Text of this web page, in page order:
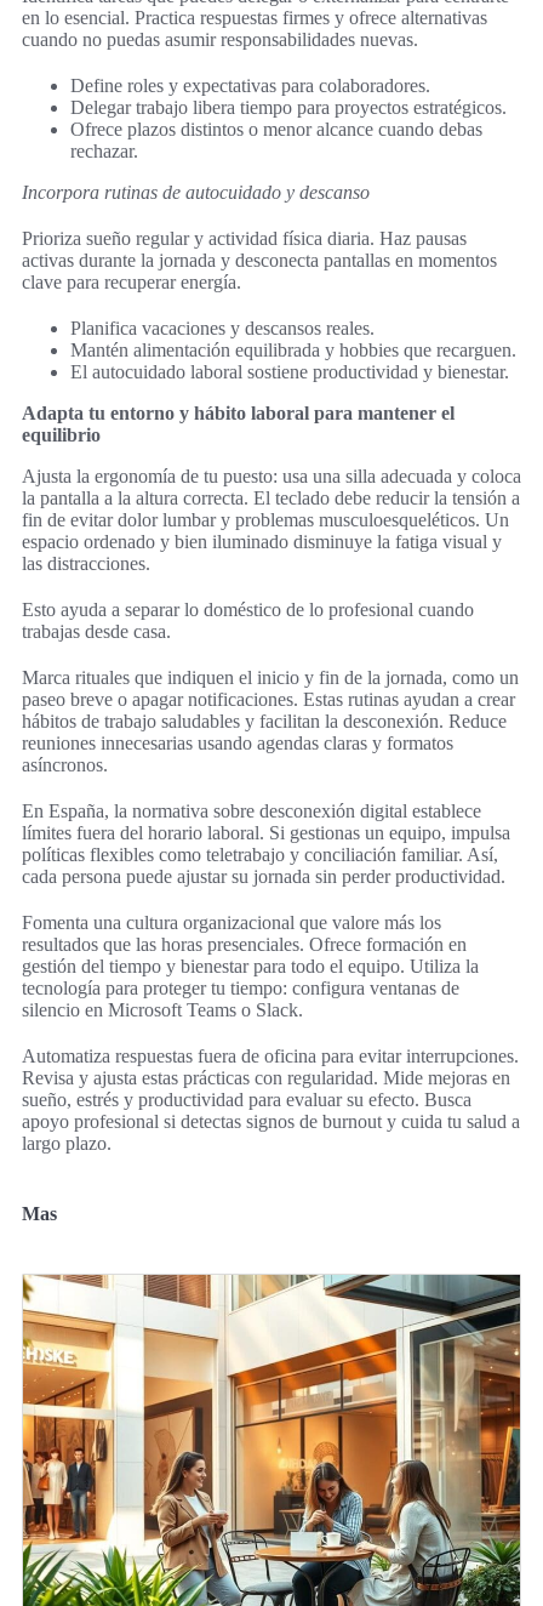
en lo esencial. Practica respuestas firmes y ofrece alternativas
cuando no puedas asumir responsabilidades nuevas.
Define roles y expectativas para colaboradores.
Delegar trabajo libera tiempo para proyectos estratégicos.
Ofrece plazos distintos o menor alcance cuando debas
rechazar.
Incorpora rutinas de autocuidado y descanso
Prioriza sueño regular y actividad física diaria. Haz pausas
activas durante la jornada y desconecta pantallas en momentos
clave para recuperar energía.
Planifica vacaciones y descansos reales.
Mantén alimentación equilibrada y hobbies que recarguen.
El autocuidado laboral sostiene productividad y bienestar.
Adapta tu entorno y hábito laboral para mantener el
equilibrio
Ajusta la ergonomía de tu puesto: usa una silla adecuada y coloca
la pantalla a la altura correcta. El teclado debe reducir la tensión a
fin de evitar dolor lumbar y problemas musculoesqueléticos. Un
espacio ordenado y bien iluminado disminuye la fatiga visual y
las distracciones.
Esto ayuda a separar lo doméstico de lo profesional cuando
trabajas desde casa.
Marca rituales que indiquen el inicio y fin de la jornada, como un
paseo breve o apagar notificaciones. Estas rutinas ayudan a crear
hábitos de trabajo saludables y facilitan la desconexión. Reduce
reuniones innecesarias usando agendas claras y formatos
asíncronos.
En España, la normativa sobre desconexión digital establece
límites fuera del horario laboral. Si gestionas un equipo, impulsa
políticas flexibles como teletrabajo y conciliación familiar. Así,
cada persona puede ajustar su jornada sin perder productividad.
Fomenta una cultura organizacional que valore más los
resultados que las horas presenciales. Ofrece formación en
gestión del tiempo y bienestar para todo el equipo. Utiliza la
tecnología para proteger tu tiempo: configura ventanas de
silencio en Microsoft Teams o Slack.
Automatiza respuestas fuera de oficina para evitar interrupciones.
Revisa y ajusta estas prácticas con regularidad. Mide mejoras en
sueño, estrés y productividad para evaluar su efecto. Busca
apoyo profesional si detectas signos de burnout y cuida tu salud a
largo plazo.
Mas